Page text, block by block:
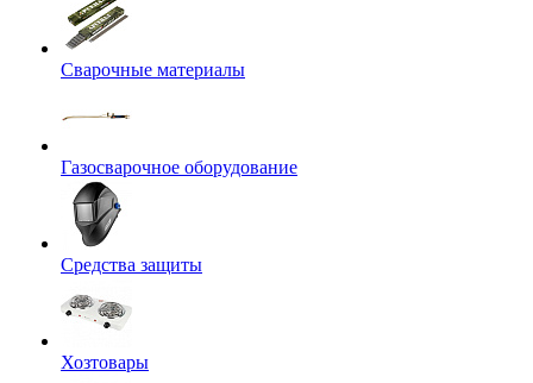
Сварочные материалы
Газосварочное оборудование
Средства защиты
Хозтовары